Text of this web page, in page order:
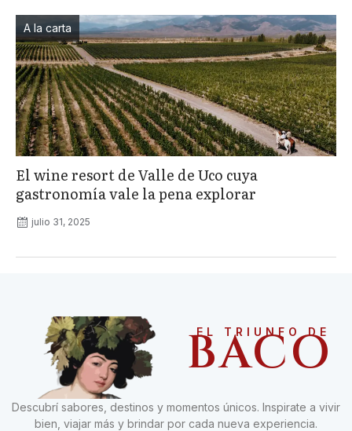
A la carta
El wine resort de Valle de Uco cuya
gastronomía vale la pena explorar
julio 31, 2025
EL TRIUNFO DE
BACO
Descubrí sabores, destinos y momentos únicos. Inspirate a vivir
bien, viajar más y brindar por cada nueva experiencia.